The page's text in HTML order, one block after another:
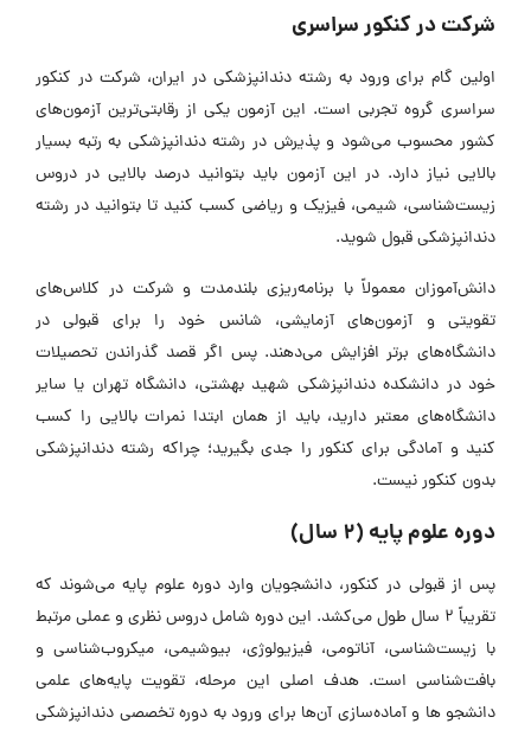
شرکت در کنکور سراسری
اولین گام برای ورود به رشته دندانپزشکی در ایران، شرکت در کنکور
سراسری گروه تجربی است. این آزمون یکی از رقابتی‌ترین آزمون‌های
کشور محسوب می‌شود و پذیرش در رشته دندانپزشکی به رتبه بسیار
بالایی نیاز دارد. در این آزمون باید بتوانید درصد بالایی در دروس
زیست‌شناسی، شیمی، فیزیک و ریاضی کسب کنید تا بتوانید در رشته
دندانپزشکی قبول شوید.
دانش‌آموزان معمولاً با برنامه‌ریزی بلندمدت و شرکت در کلاس‌های
تقویتی و آزمون‌های آزمایشی، شانس خود را برای قبولی در
دانشگاه‌های برتر افزایش می‌دهند. پس اگر قصد گذراندن تحصیلات
خود در دانشکده دندانپزشکی شهید بهشتی، دانشگاه تهران یا سایر
دانشگاه‌های معتبر دارید، باید از همان ابتدا نمرات بالایی را کسب
کنید و آمادگی برای کنکور را جدی بگیرید؛ چراکه رشته دندانپزشکی
بدون کنکور نیست.
دوره علوم پایه (2 سال)
پس از قبولی در کنکور، دانشجویان وارد دوره علوم پایه می‌شوند که
تقریباً 2 سال طول می‌کشد. این دوره شامل دروس نظری و عملی مرتبط
با زیست‌شناسی، آناتومی، فیزیولوژی، بیوشیمی، میکروب‌شناسی و
بافت‌شناسی است. هدف اصلی این مرحله، تقویت پایه‌های علمی
دانشجو‌ ها و آماده‌سازی آن‌ها برای ورود به دوره تخصصی دندانپزشکی